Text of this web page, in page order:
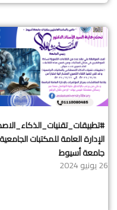
الإدارة العامة للمكتبات
جامعة أسيوط
26 يونيو 2024